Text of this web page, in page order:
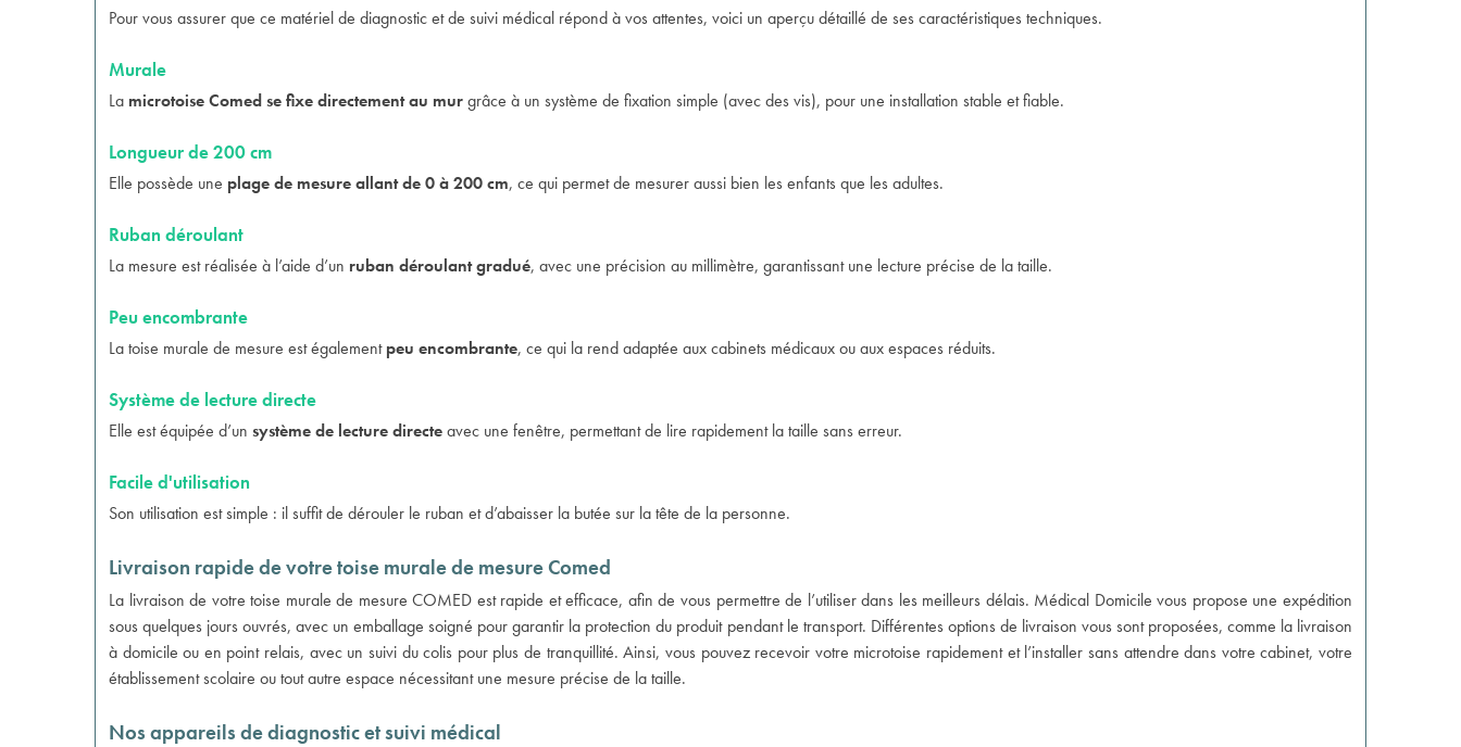
Pour vous assurer que ce matériel de diagnostic et de suivi médical répond à vos attentes, voici un aperçu détaillé de ses caractéristiques techniques.
Murale
La microtoise Comed se fixe directement au murgrâce à un système de fixation simple (avec des vis), pour une installation stable et fiable.
Longueur de 200 cm
Elle possède une plage de mesure allant de 0 à 200 cm, ce qui permet de mesurer aussi bien les enfants que les adultes.
Ruban déroulant
La mesure est réalisée à l’aide d’un ruban déroulant gradué, avec une précision au millimètre, garantissant une lecture précise de la taille.
Peu encombrante
Latoise murale de mesure est égalementpeu encombrante, ce qui la rend adaptée aux cabinets médicaux ou aux espaces réduits.
Système de lecture directe
Elle est équipée d’un système de lecture directeavec une fenêtre, permettant de lire rapidement la taille sans erreur.
Facile d'utilisation
Son utilisation est simple : il suffit de dérouler le ruban et d’abaisser la butée sur la tête de la personne.
Livraison rapide de votre toise murale de mesure Comed
La livraison de votre toise murale de mesure COMED est rapide et efficace, afin de vous permettre de l’utiliser dans les meilleurs délais. Médical Domicile vous propose une expédition
sous quelques jours ouvrés, avec un emballage soigné pour garantir la protection du produit pendant le transport. Différentes options de livraison vous sont proposées, comme la livraison
à domicile ou en point relais, avec un suivi du colis pour plus de tranquillité. Ainsi, vous pouvez recevoir votre microtoise rapidement et l’installer sans attendre dans votre cabinet, votre
établissement scolaire ou tout autre espace nécessitant une mesure précise de la taille.
Nos appareils de diagnostic et suivi médical